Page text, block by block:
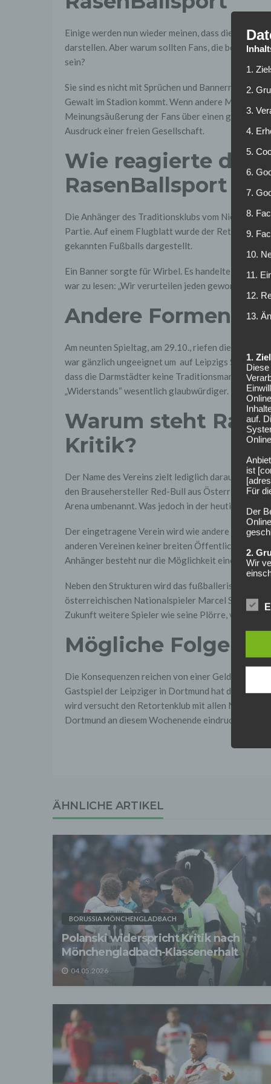
Einige werden nun wieder meinen, dass die
darstellen. Aber warum sollten Fans, die bereit
sein?
Sie sind es nicht mit Sprüchen und Bannern,
Gewalt im Stadion kommt. Wenn andere
Meinungsäußerung der Fans über einen
Ausdruck einer freien Gesellschaft.
Wie reagierte der
RasenBallsport
Die Anhänger des Traditionsklubs vom
Partie. Auf einem Flugblatt wurde der
gekannten Fußballs dargestellt.
Ein Banner sorgte für Wirbel. Es handelte sich um
war zu lesen: „Wir verurteilen jeden geworfenen
Andere Formen
Am neunten Spieltag, am 29.10., riefen die Lilien
war gänzlich ungeeignet um auf Leipzigs
dass die Darmstädter keine Traditionsmannschaft
„Widerstands“ wesentlich glaubwürdiger.
Warum steht
Kritik?
Der Name des Vereins zielt lediglich darauf ab, das
den Brausehersteller Red-Bull aus Österreich.
Arena umbenannt. Was jedoch in der heutigen Zeit
Der eingetragene Verein wird wie andere auch
anderen Vereinen keiner breiten Öffentlichkeit die
Anhänger besteht nur die Möglichkeit einer
Neben den Strukturen wird das fußballerische
österreichischen Nationalspieler Marcel Sabitzer
Zukunft weitere Spieler wie seine Plörre, von
Mögliche Folgen
Die Konsequenzen reichen von einer Geldstrafe für
Gastspiel der Leipziger in Dortmund hat der DFB
wird versucht den Retortenklub mit allen Mitteln
Dortmund an diesem Wochenende eindrucksvoll
ÄHNLICHE ARTIKEL
BORUSSIA MÖNCHENGLADBACH
Polanski widerspricht Kritik nach
Mönchengladbach-Klassenerhalt
04.05.2026
1.
2.
3.
4.
5.
6.
7.
8.
9.
10.
11.
12.
13.
1.
auf.
ist
Für
Der
2.
Wir
Wir
der
-
- Die
Wir
Bei
erfüllt
4.
Wir